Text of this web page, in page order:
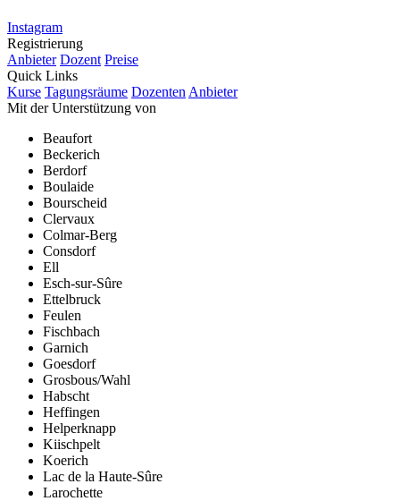
Instagram
Registrierung
Anbieter Dozent Preise
Quick Links
Kurse Tagungsräume Dozenten Anbieter
Mit der Unterstützung von
Beaufort
Beckerich
Berdorf
Boulaide
Bourscheid
Clervaux
Colmar-Berg
Consdorf
Ell
Esch-sur-Sûre
Ettelbruck
Feulen
Fischbach
Garnich
Goesdorf
Grosbous/Wahl
Habscht
Heffingen
Helperknapp
Kiischpelt
Koerich
Lac de la Haute-Sûre
Larochette